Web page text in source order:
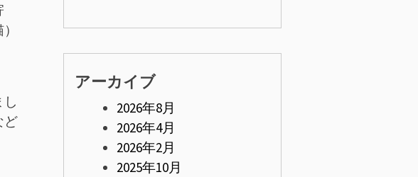
ど
アーカイブ
2026年8月
2026年4月
2026年2月
2025年10月